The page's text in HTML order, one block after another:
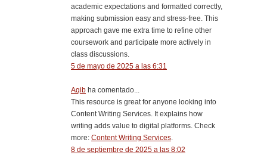
academic expectations and formatted correctly,
making submission easy and stress-free. This
approach gave me extra time to refine other
coursework and participate more actively in
class discussions.
5 de mayo de 2025 a las 6:31
Aqib ha comentado...
This resource is great for anyone looking into
Content Writing Services. It explains how
writing adds value to digital platforms. Check
more: Content Writing Services.
8 de septiembre de 2025 a las 8:02